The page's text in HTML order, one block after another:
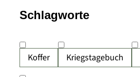
Koffer Kriegstagebuch
Schlagworte